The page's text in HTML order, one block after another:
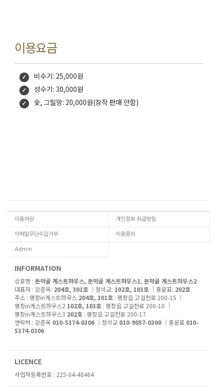
이용요금
비수기: 25,000원
성수기: 30,000원
숯, 그릴망: 20,000원(장작 판매 안함)
이용약관 개인정보 취급방침
이메일무단수집거부 이용문의
Admin
INFORMATION
상호명 : 돈막골 게스트하우스, 돈막골 게스트하우스1, 돈막골 게스트하우스2
대표자 : 강춘옥: 204호, 301호 │정석교: 102호, 103호 │홍운표: 202호
주소 : 평창in게스트하우스 204호, 301호 : 평창읍 고길천로 200-15 │
평창in게스트하우스2 102호, 103호 : 평창읍 고길천로 200-10 │
평창in게스트하우스3 202호 : 평창읍 고길천로 200-17
연락처 : 강춘옥 010-5374-0306 │정석교 010-9057-0300 │홍운표 010-
5374-0306
LICENCE
사업자등록번호 : 225-04-48464